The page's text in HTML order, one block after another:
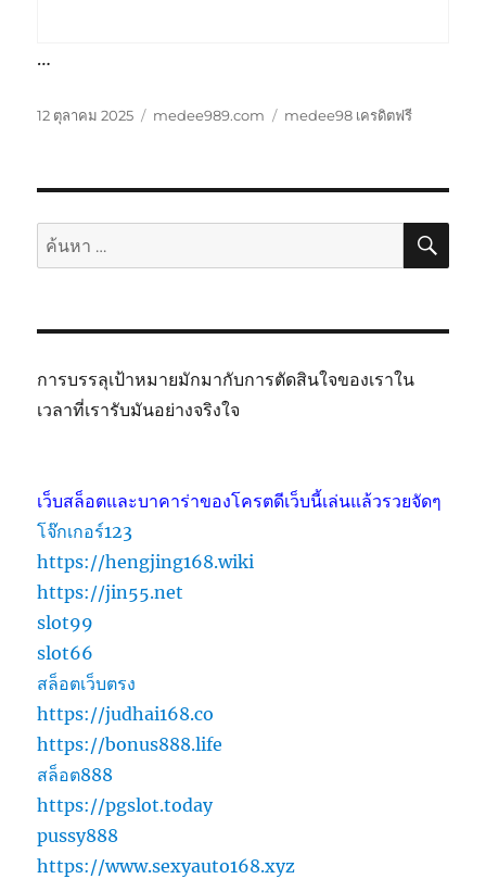
…
เขียน
12 ตุลาคม 2025
หมวด
medee989.com
ป้าย
medee98 เครดิตฟรี
ค้นหา: ค้น
การบรรลุเป้าหมายมักมากับการตัดสินใจของเราใน
เวลาที่เรารับมันอย่างจริงใจ
เว็บสล็อตและบาคาร่าของโครตดีเว็บนี้เล่นแล้วรวยจัดๆ
โจ๊กเกอร์123
https://hengjing168.wiki
https://jin55.net
slot99
slot66
สล็อตเว็บตรง
https://judhai168.co
https://bonus888.life
สล็อต888
https://pgslot.today
pussy888
https://www.sexyauto168.xyz